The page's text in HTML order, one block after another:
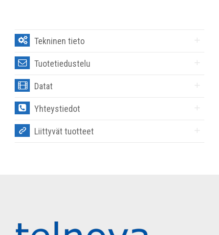
Tekninen tieto
Tuotetiedustelu
Datat
Yhteystiedot
Liittyvät tuotteet